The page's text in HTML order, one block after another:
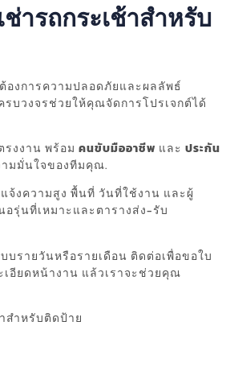
ารถกระเช้าสำหรับ
องการความปลอดภัยและผลลัพธ์
รบวงจรช่วยให้คุณจัดการโปรเจกต์ได้
งงาน พร้อม คนขับมืออาชีพ และ ประกัน
มมั่นใจของทีมคุณ.
แจ้งความสูง พื้นที่ วันที่ใช้งาน และผู้
อรุ่นที่เหมาะและตารางส่ง-รับ
บรายวันหรือรายเดือน ติดต่อเพื่อขอใบ
เอียดหน้างาน แล้วเราจะช่วยคุณ